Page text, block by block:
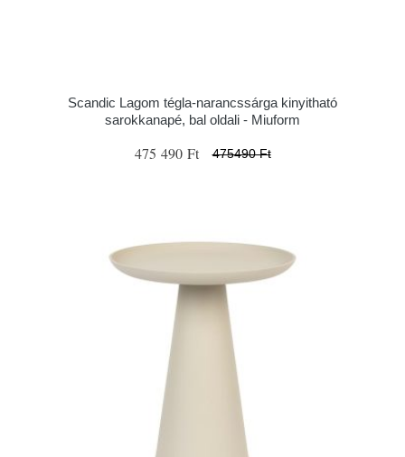
Scandic Lagom tégla-narancssárga kinyitható
sarokkanapé, bal oldali - Miuform
475 490 Ft 475490 Ft